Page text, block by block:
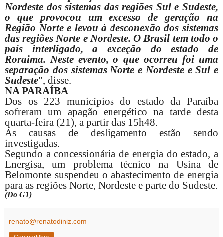
Nordeste dos sistemas das regiões Sul e Sudeste,
o que provocou um excesso de geração na
Região Norte e levou à desconexão dos sistemas
das regiões Norte e Nordeste. O Brasil tem todo o
país interligado, a exceção do estado de
Roraima. Neste evento, o que ocorreu foi uma
separação dos sistemas Norte e Nordeste e Sul e
Sudeste", disse.
NA PARAÍBA
Dos os 223 municípios do estado da Paraíba
sofreram um apagão energético na tarde desta
quarta-feira (21), a partir das 15h48.
As causas de desligamento estão sendo
investigadas.
Segundo a concessionária de energia do estado, a
Energisa, um problema técnico na Usina de
Belomonte suspendeu o abastecimento de energia
para as regiões Norte, Nordeste e parte do Sudeste.
(Do G1)
renato@renatodiniz.com